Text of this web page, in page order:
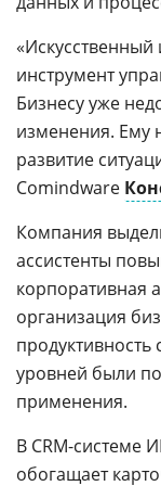
«Искусственный
инструмент
Бизнесу уже
изменения. Ему
развитие
Comindware
Компания
ассистенты
корпоративная
организация
продуктивность
уровней были
применения.
В CRM-системе
обогащает